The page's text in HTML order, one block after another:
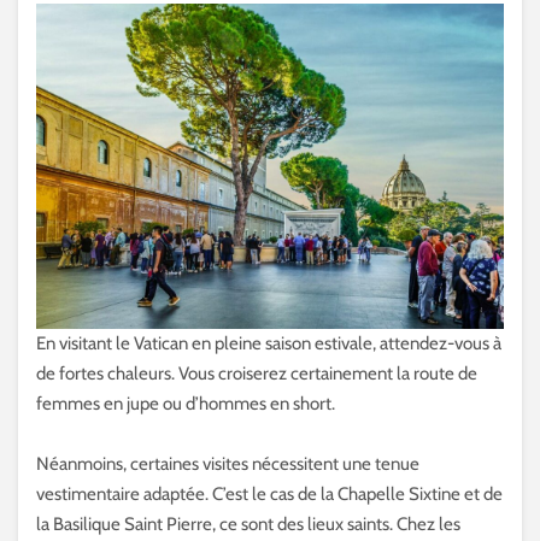
En visitant le Vatican en pleine saison estivale, attendez-vous à
de fortes chaleurs. Vous croiserez certainement la route de
femmes en jupe ou d’hommes en short.
Néanmoins, certaines visites nécessitent une tenue
vestimentaire adaptée. C’est le cas de la Chapelle Sixtine et de
la Basilique Saint Pierre, ce sont des lieux saints. Chez les